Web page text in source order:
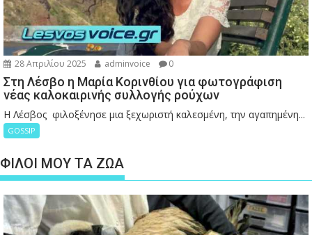
28 Απριλίου 2025 adminvoice 0
Στη Λέσβο η Μαρία Κορινθίου για φωτογράφιση
νέας καλοκαιρινής συλλογής ρούχων
Η Λέσβος φιλοξένησε μια ξεχωριστή καλεσμένη, την αγαπημένη...
GOSSIP
ΦΙΛΟΙ ΜΟΥ ΤΑ ΖΩΑ